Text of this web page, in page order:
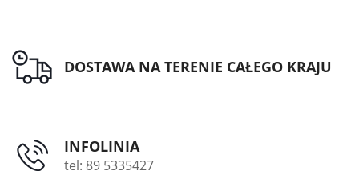
DOSTAWA NA TERENIE CAŁEGO KRAJU
INFOLINIA
tel: 89 5335427